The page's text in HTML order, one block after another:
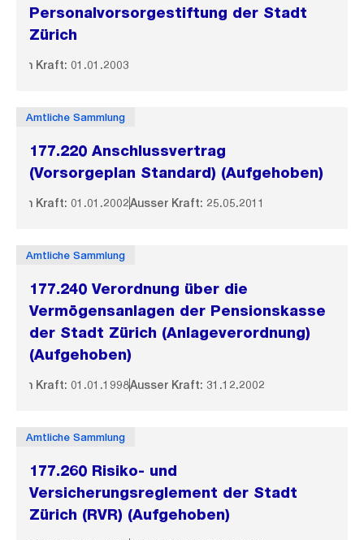
Personalvorsorgestiftung der Stadt
Zürich
In Kraft: 01.01.2003
Amtliche Sammlung
177.220 Anschlussvertrag
(Vorsorgeplan Standard) (Aufgehoben)
In Kraft: 01.01.2002Ausser Kraft: 25.05.2011
Amtliche Sammlung
177.240 Verordnung über die
Vermögensanlagen der Pensionskasse
der Stadt Zürich (Anlageverordnung)
(Aufgehoben)
In Kraft: 01.01.1998Ausser Kraft: 31.12.2002
Amtliche Sammlung
177.260 Risiko- und
Versicherungsreglement der Stadt
Zürich (RVR) (Aufgehoben)